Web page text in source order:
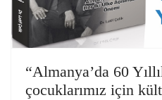
“Almanya’da 60
çocuklarımız için